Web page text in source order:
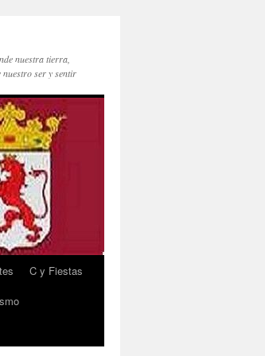
nuestra tierra,
ser y sentir
C y Fiestas